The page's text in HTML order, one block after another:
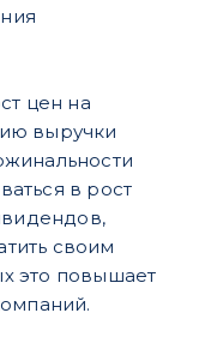
цен на
выручки
в рост
своим
это повышает